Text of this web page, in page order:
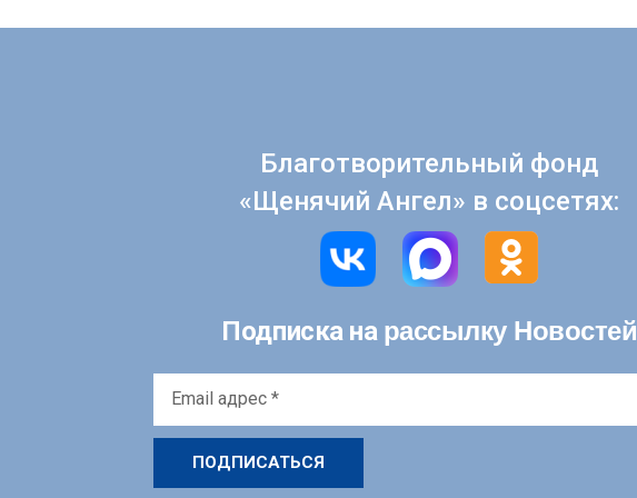
Благотворительный фонд
«Щенячий Ангел» в соцсетях:
Подписка на рассылку Новостей
адрес
*